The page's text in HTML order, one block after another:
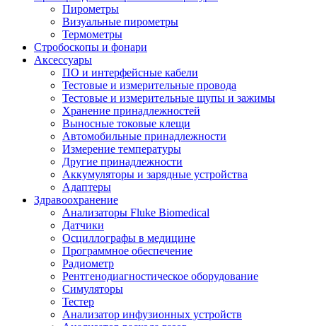
Пирометры
Визуальные пирометры
Термометры
Стробоскопы и фонари
Аксессуары
ПО и интерфейсные кабели
Тестовые и измерительные провода
Тестовые и измерительные щупы и зажимы
Хранение принадлежностей
Выносные токовые клещи
Автомобильные принадлежности
Измерение температуры
Другие принадлежности
Аккумуляторы и зарядные устройства
Адаптеры
Здравоохранение
Анализаторы Fluke Biomedical
Датчики
Осциллографы в медицине
Программное обеспечение
Радиометр
Рентгенодиагностическое оборудование
Симуляторы
Тестер
Анализатор инфузионных устройств